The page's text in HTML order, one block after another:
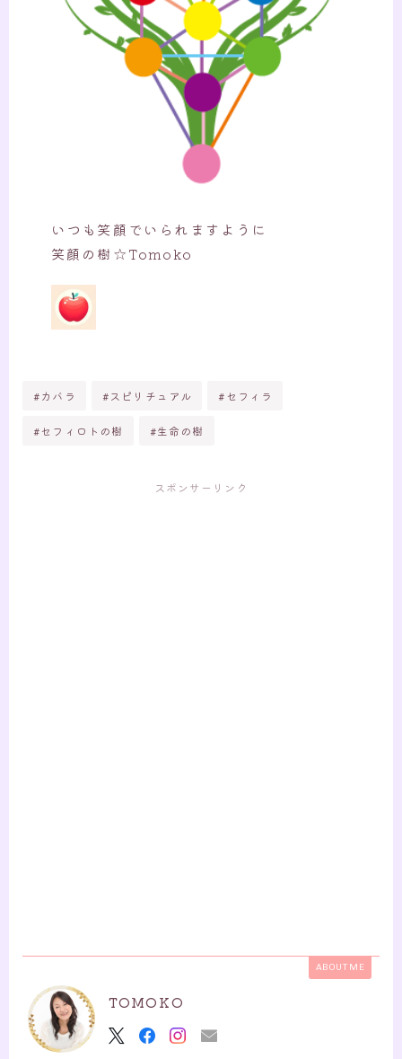
いつも笑顔でいられますように
笑顔の樹☆Tomoko
#カバラ #スピリチュアル #セフィラ
#セフィロトの樹 #生命の樹
スポンサーリンク
ABOUT ME
TOMOKO